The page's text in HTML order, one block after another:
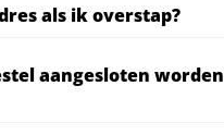
als ik overstap?
aangesloten worden